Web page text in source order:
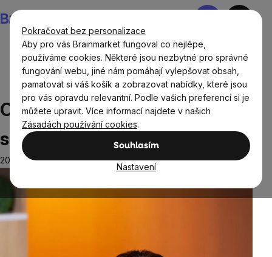
Pokračovat bez personalizace
Aby pro vás Brainmarket fungoval co nejlépe,
používáme cookies. Některé jsou nezbytné pro správné
fungování webu, jiné nám pomáhají vylepšovat obsah,
pamatovat si váš košík a zobrazovat nabídky, které jsou
pro vás opravdu relevantní. Podle vašich preferencí si je
můžete upravit. Více informací najdete v našich
Zásadách používání cookies.
Souhlasím
Nastavení
na
obsah
Nákupní
Blog Zdraví
Opakované začátky diet: Jak se z toho
vymanit
Opakované začátky diet: Jak
se z toho vymanit
20.8.2025